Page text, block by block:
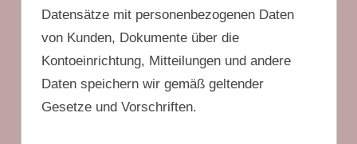
Datensätze mit personenbezogenen Daten
von Kunden, Dokumente über die
Kontoeinrichtung, Mitteilungen und andere
Daten speichern wir gemäß geltender
Gesetze und Vorschriften.